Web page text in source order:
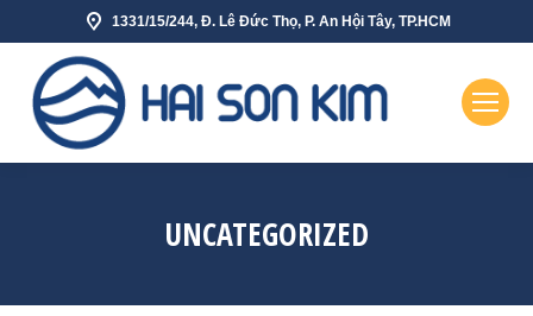
1331/15/244, Đ. Lê Đức Thọ, P. An Hội Tây, TP.HCM
UNCATEGORIZED